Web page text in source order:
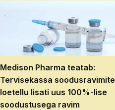
Medison Pharma teatab:
Tervisekassa soodusravimite
loetellu lisati uus 100%-lise
soodustusega ravim